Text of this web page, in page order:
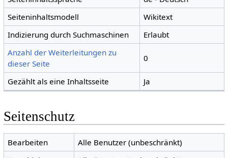
Seiteninhaltsmodell
Wikitext
Indizierung durch Suchmaschinen
Erlaubt
Anzahl der Weiterleitungen zu
dieser Seite
0
Gezählt als eine Inhaltsseite Ja
Seitenschutz
Bearbeiten
Alle Benutzer (unbeschränkt)